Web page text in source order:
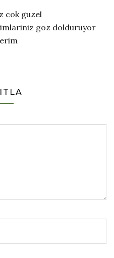
cok guzel
goz dolduruyor